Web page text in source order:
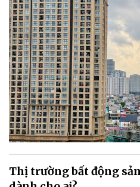
Thị trường bất động